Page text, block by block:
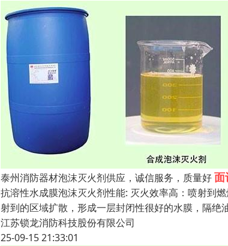
泰州消防器材泡沫灭火剂供应，诚信服务，质量好面
抗溶性水成膜泡沫灭火剂性能: 灭火效率高：喷射到
射到的区域扩散，形成一层封闭性很好的水膜，隔
江苏锁龙消防科技股份有限公司
25-09-15 21:33:01